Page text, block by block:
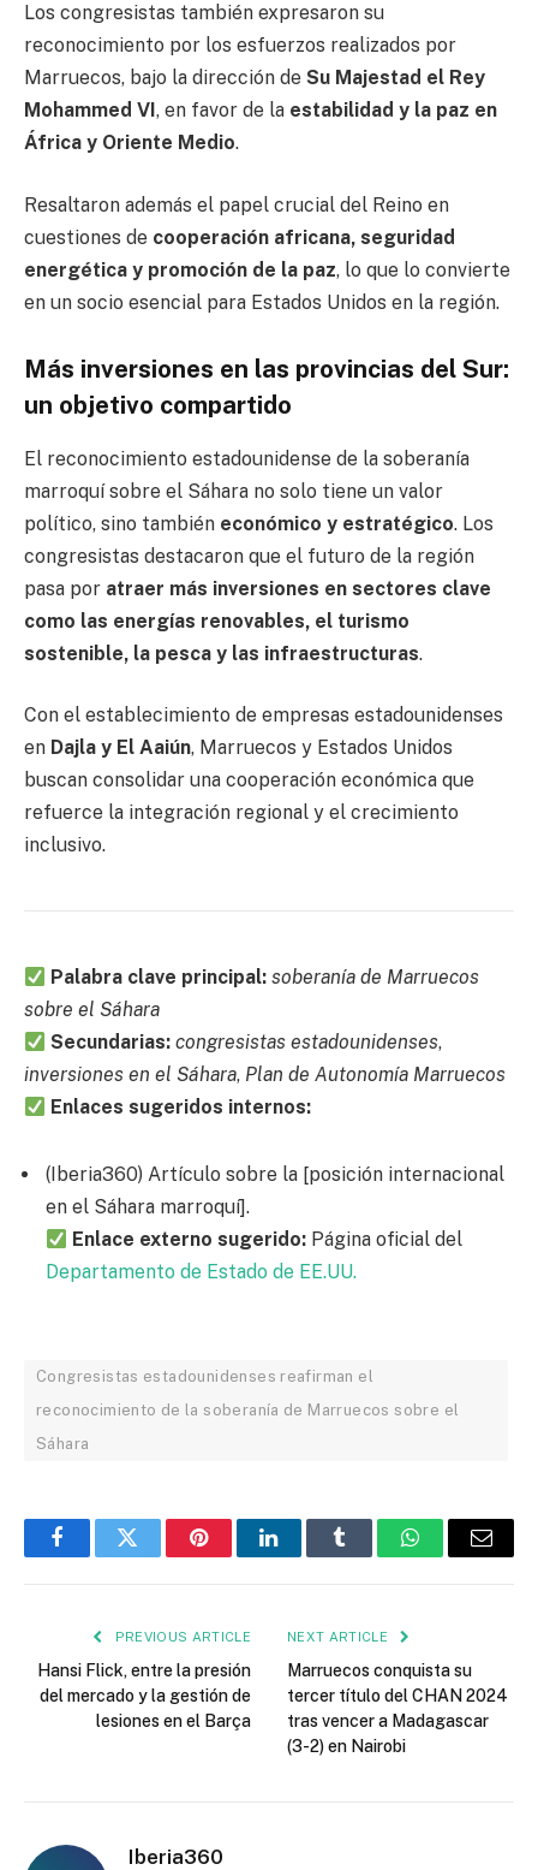
Los congresistas también expresaron su
reconocimiento por los esfuerzos realizados por
Marruecos, bajo la dirección de Su Majestad el Rey
Mohammed VI , en favor de la estabilidad y la paz en
África y Oriente Medio.
Resaltaron además el papel crucial del Reino en
cuestiones de cooperación africana, seguridad
energética y promoción de la paz, lo que lo convierte
en un socio esencial para Estados Unidos en la región.
Más inversiones en las provincias del Sur:
un objetivo compartido
El reconocimiento estadounidense de la soberanía
marroquí sobre el Sáhara no solo tiene un valor
político, sino también económico y estratégico. Los
congresistas destacaron que el futuro de la región
pasa por atraer más inversiones en sectores clave
como las energías renovables, el turismo
sostenible, la pesca y las infraestructuras.
Con el establecimiento de empresas estadounidenses
en Dajla y El Aaiún, Marruecos y Estados Unidos
buscan consolidar una cooperación económica que
refuerce la integración regional y el crecimiento
inclusivo.
Palabra clave principal: soberanía de Marruecos
sobre el Sáhara
Secundarias: congresistas estadounidenses,
inversiones en el Sáhara, Plan de Autonomía Marruecos
Enlaces sugeridos internos:
(Iberia360) Artículo sobre la [posición internacional
en el Sáhara marroquí].
Enlace externo sugerido: Página oficial del
Departamento de Estado de EE.UU.
Congresistas estadounidenses reafirman el
reconocimiento de la soberanía de Marruecos sobre el
Sáhara
FacebookTwitter PinterestLinkedInTumblr WhatsAppEmail
PREVIOUS ARTICLE
Hansi Flick, entre la presión
del mercado y la gestión de
lesiones en el Barça
NEXT ARTICLE
Marruecos conquista su
tercer título del CHAN 2024
tras vencer a Madagascar
(3-2) en Nairobi
Iberia360